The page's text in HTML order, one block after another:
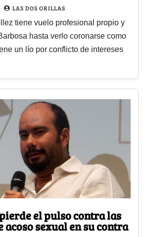
LAS DOS ORILLAS
tiene vuelo profesional propio y
hasta verlo coronarse como
un lío por conflicto de intereses
el pulso contra las
acoso sexual en su contra